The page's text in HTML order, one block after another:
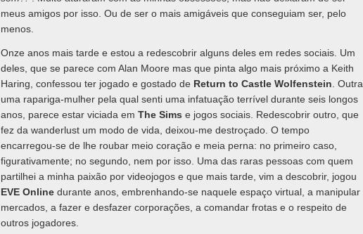
meus amigos por isso. Ou de ser o mais amigáveis que conseguiam ser, pelo
menos.
Onze anos mais tarde e estou a redescobrir alguns deles em redes sociais. Um
deles, que se parece com Alan Moore mas que pinta algo mais próximo a Keith
Haring, confessou ter jogado e gostado de Return to Castle Wolfenstein . Outra,
uma rapariga-mulher pela qual senti uma infatuação terrível durante seis longos
anos, parece estar viciada em The Sims e jogos sociais. Redescobrir outro, que
fez da wanderlust um modo de vida, deixou-me destroçado. O tempo
encarregou-se de lhe roubar meio coração e meia perna: no primeiro caso,
figurativamente; no segundo, nem por isso. Uma das raras pessoas com quem
partilhei a minha paixão por videojogos e que mais tarde, vim a descobrir, jogou
EVE Onlinedurante anos, embrenhando-se naquele espaço virtual, a manipular
mercados, a fazer e desfazer corporações, a comandar frotas e o respeito de
outros jogadores.